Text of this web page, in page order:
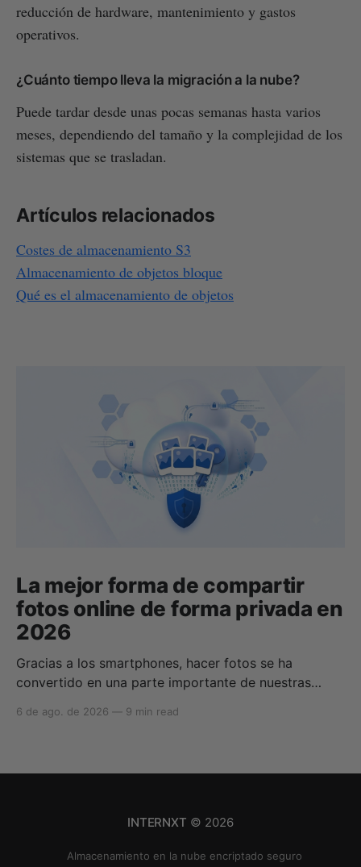
reducción de hardware, mantenimiento y gastos
operativos.
¿Cuánto tiempo lleva la migración a la nube?
Puede tardar desde unas pocas semanas hasta varios
meses, dependiendo del tamaño y la complejidad de los
sistemas que se trasladan.
Artículos relacionados
Costes de almacenamiento S3
Almacenamiento de objetos bloque
Qué es el almacenamiento de objetos
La mejor forma de compartir
fotos online de forma privada en
2026
Gracias a los smartphones, hacer fotos se ha
convertido en una parte importante de nuestras
familiares. Gracias a los servicios de almacenamiento
fácilmente, pero encontrar la mejor forma de
6 de ago. de 2026 — 9 min read
INTERNXT © 2026
Almacenamiento en la nube encriptado seguro